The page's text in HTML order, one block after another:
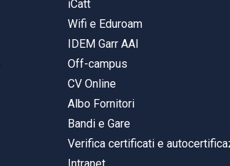
iCatt
Wifi e Eduroam
IDEM Garr AAI
Off-campus
CV Online
Albo Fornitori
Bandi e Gare
Verifica certificati e